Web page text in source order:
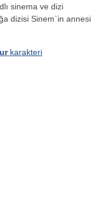
sinema ve dizi
dizisi Sinem`in annesi
karakteri